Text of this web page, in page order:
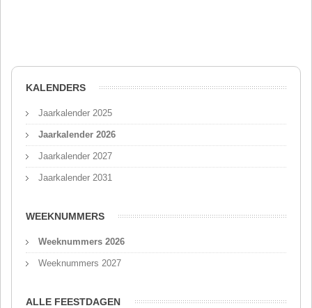
KALENDERS
Jaarkalender 2025
Jaarkalender 2026
Jaarkalender 2027
Jaarkalender 2031
WEEKNUMMERS
Weeknummers 2026
Weeknummers 2027
ALLE FEESTDAGEN